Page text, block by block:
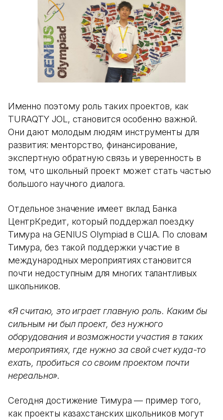
Именно поэтому роль таких проектов, как
TURAQTY JOL, становится особенно важной.
Они дают молодым людям инструменты для
развития: менторство, финансирование,
экспертную обратную связь и уверенность в
том, что школьный проект может стать частью
большого научного диалога.
Отдельное значение имеет вклад Банка
ЦентрКредит, который поддержал поездку
Тимура на GENIUS Olympiad в США. По словам
Тимура, без такой поддержки участие в
международных мероприятиях становится
почти недоступным для многих талантливых
школьников.
«Я считаю, это играет главную роль. Каким бы
сильным ни был проект, без нужного
оборудования и возможности участия в таких
мероприятиях, где нужно за свой счет куда-то
ехать, пробиться со своим проектом почти
нереально».
Сегодня достижение Тимура — пример того,
как проекты казахстанских школьников могут